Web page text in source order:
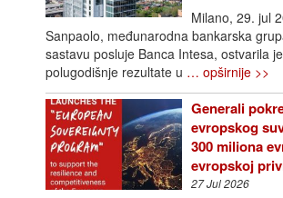
Milano, 29. jul
Sanpaolo, međunarodna bankarska
sastavu posluje Banca Intesa, ostvarila
polugodišnje rezultate u … opširnije >>
Generali
evropskog
300 miliona
evropskoj
27 Jul 2026